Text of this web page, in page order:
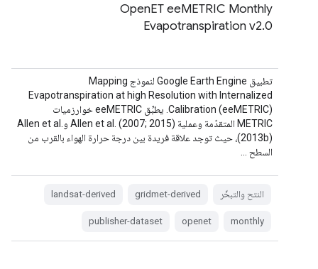
OpenET eeMETRIC Monthly
Evapotranspiration v2.0
تطبيق Google Earth Engine لنموذج Mapping
Evapotranspiration at high Resolution with Internalized
Calibration (eeMETRIC). يطبِّق eeMETRIC خوارزميات
METRIC المتقدّمة وعملية Allen et al. (2007; 2015) وAllen et al.
(2013b)، حيث توجد علاقة فريدة بين درجة حرارة الهواء بالقرب من
السطح …
النتح والتبخّر gridmet-derived
landsat-derived
monthly
openet
publisher-dataset